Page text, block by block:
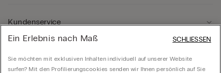
Kundenservice
Ein Erlebnis nach Maß
Sie möchten mit exklusiven Inhalten individuell auf unserer Website
surfen? Mit den Profilierungscookies senden wir Ihnen persönlich auf Sie
SCHLIESSEN